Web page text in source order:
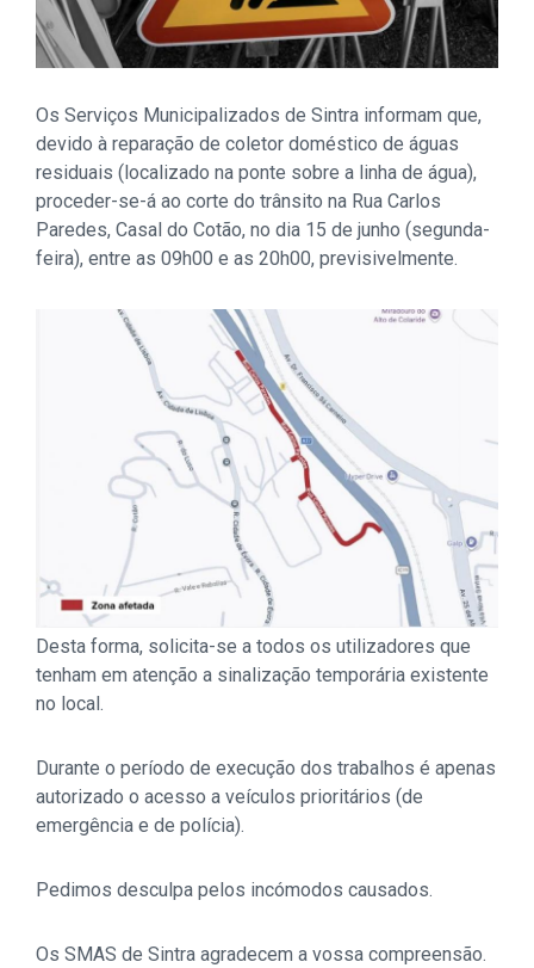
Os Serviços Municipalizados de Sintra informam que,
devido à reparação de coletor doméstico de águas
residuais (localizado na ponte sobre a linha de água),
proceder-se-á ao corte do trânsito na Rua Carlos
Paredes, Casal do Cotão, no dia 15 de junho (segunda-
feira), entre as 09h00 e as 20h00, previsivelmente.
Desta forma, solicita-se a todos os utilizadores que
tenham em atenção a sinalização temporária existente
no local.
Durante o período de execução dos trabalhos é apenas
autorizado o acesso a veículos prioritários (de
emergência e de polícia).
Pedimos desculpa pelos incómodos causados.
Os SMAS de Sintra agradecem a vossa compreensão.